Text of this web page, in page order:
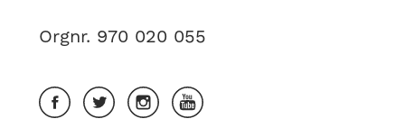
Orgnr. 970 020 055